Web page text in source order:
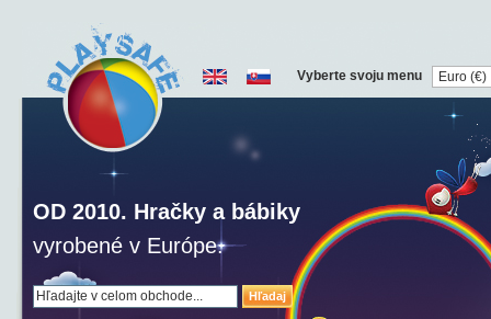
Hľadaj
OD 2010. Hračky a bábiky
vyrobené v Európe.
Vyberte svoju menu